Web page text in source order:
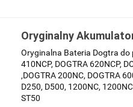
Oryginalny
Pilota NCP
Oryginalna Bateria Dogtra do
410NCP, DOGTRA 620NCP,
,DOGTRA 200NC, DOGTRA
D250, D500, 1200NC,
ST50